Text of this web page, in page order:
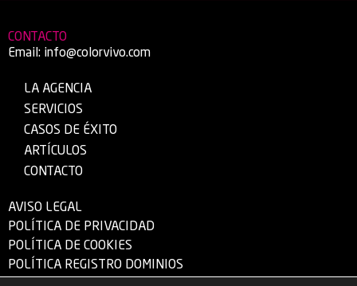
CONTACTO
Email: info@colorvivo.com
LA AGENCIA
SERVICIOS
CASOS DE ÉXITO
ARTÍCULOS
CONTACTO
AVISO LEGAL
POLÍTICA DE PRIVACIDAD
POLÍTICA DE COOKIES
POLÍTICA REGISTRO DOMINIOS